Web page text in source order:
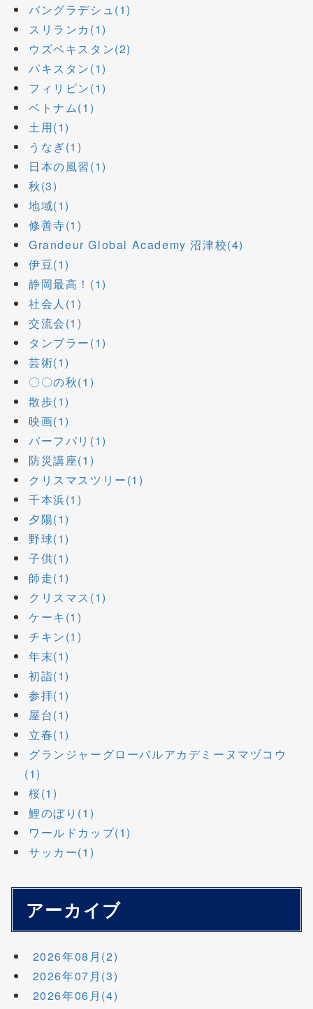
バングラデシュ(1)
スリランカ(1)
ウズベキスタン(2)
パキスタン(1)
フィリピン(1)
ベトナム(1)
土用(1)
うなぎ(1)
日本の風習(1)
秋(3)
地域(1)
修善寺(1)
Grandeur Global Academy 沼津校(4)
伊豆(1)
静岡最高！(1)
社会人(1)
交流会(1)
タンブラー(1)
芸術(1)
〇〇の秋(1)
散歩(1)
映画(1)
バーフバリ(1)
防災講座(1)
クリスマスツリー(1)
千本浜(1)
夕陽(1)
野球(1)
子供(1)
師走(1)
クリスマス(1)
ケーキ(1)
チキン(1)
年末(1)
初詣(1)
参拝(1)
屋台(1)
立春(1)
グランジャーグローバルアカデミーヌマヅコウ
(1)
桜(1)
鯉のぼり(1)
ワールドカップ(1)
サッカー(1)
アーカイブ
2026年08月(2)
2026年07月(3)
2026年06月(4)